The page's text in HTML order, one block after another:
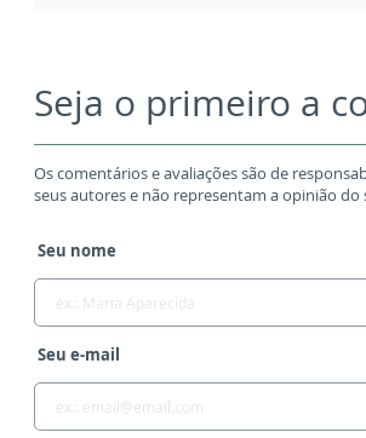
Seja o primeiro a
Os comentários e avaliações são de
seus autores e não representam a opinião do
Seu nome
Seu e-mail